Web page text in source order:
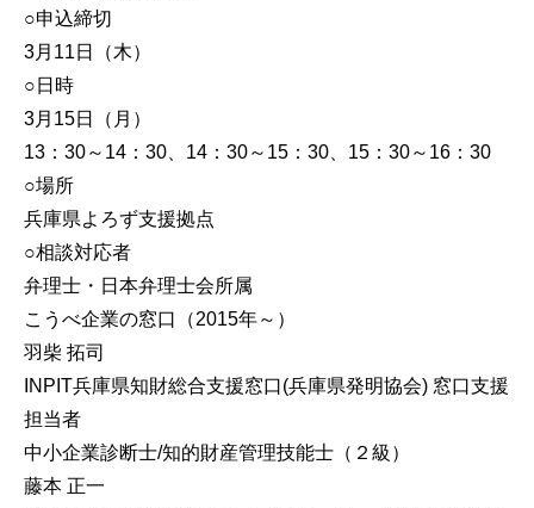
○申込締切
3月11日（木）
○日時
3月15日（月）
13：30～14：30、14：30～15：30、15：30～16：30
○場所
兵庫県よろず支援拠点
○相談対応者
弁理士・日本弁理士会所属
こうべ企業の窓口（2015年～）
羽柴 拓司
INPIT兵庫県知財総合支援窓口(兵庫県発明協会) 窓口支援
担当者
中小企業診断士/知的財産管理技能士（２級）
藤本 正一